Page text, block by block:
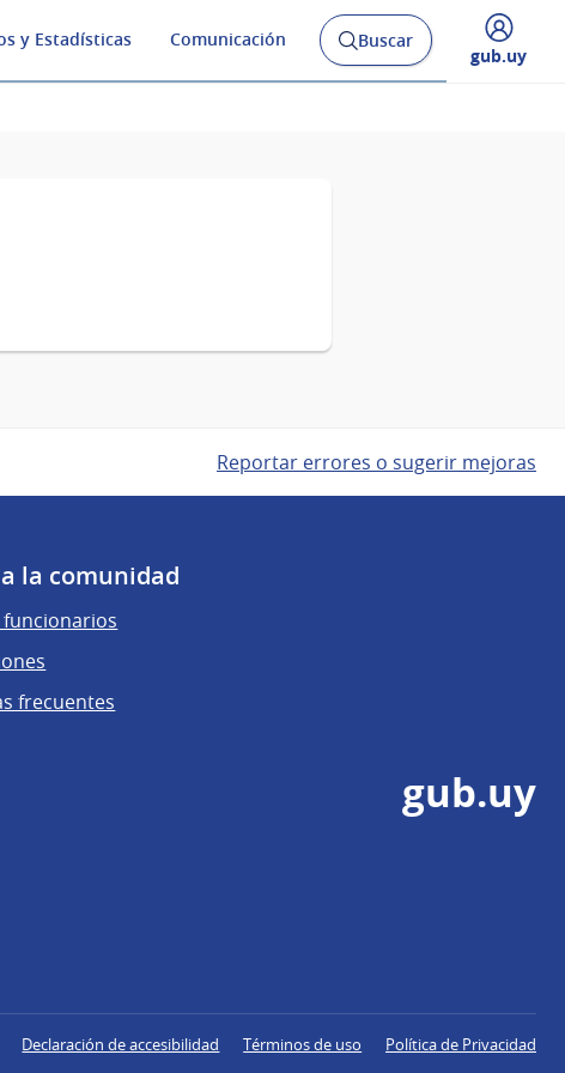
y Estadísticas Comunicación
Abrir
buscador
Buscar
Desplegar
gub.uy
Reportar errores o sugerir mejoras
la comunidad
funcionarios
frecuentes
gub.uy
Declaración de accesibilidad Términos de uso Política de Privacidad